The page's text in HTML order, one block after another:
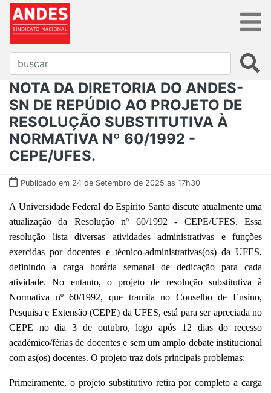
NOTA DA DIRETORIA DO ANDES-
SN DE REPÚDIO AO PROJETO DE
RESOLUÇÃO SUBSTITUTIVA À
NORMATIVA Nº 60/1992 -
CEPE/UFES.
Publicado em 24 de Setembro de 2025 às 17h30
A Universidade Federal do Espírito Santo discute atualmente uma
atualização da Resolução nº 60/1992 - CEPE/UFES. Essa
resolução lista diversas atividades administrativas e funções
exercidas por docentes e técnico-administrativas(os) da UFES,
definindo a carga horária semanal de dedicação para cada
atividade. No entanto, o projeto de resolução substitutiva à
Normativa nº 60/1992,
que tramita no Conselho de Ensino,
Pesquisa e Extensão (CEPE) da UFES,está para ser apreciada no
CEPE no dia 3 de outubro, logo após 12 dias do recesso
acadêmico/férias de docentes e sem um amplo debate institucional
com as(os) docentes. O projeto traz dois principais problemas:
Primeiramente, o projeto substitutivo retira por completo a carga